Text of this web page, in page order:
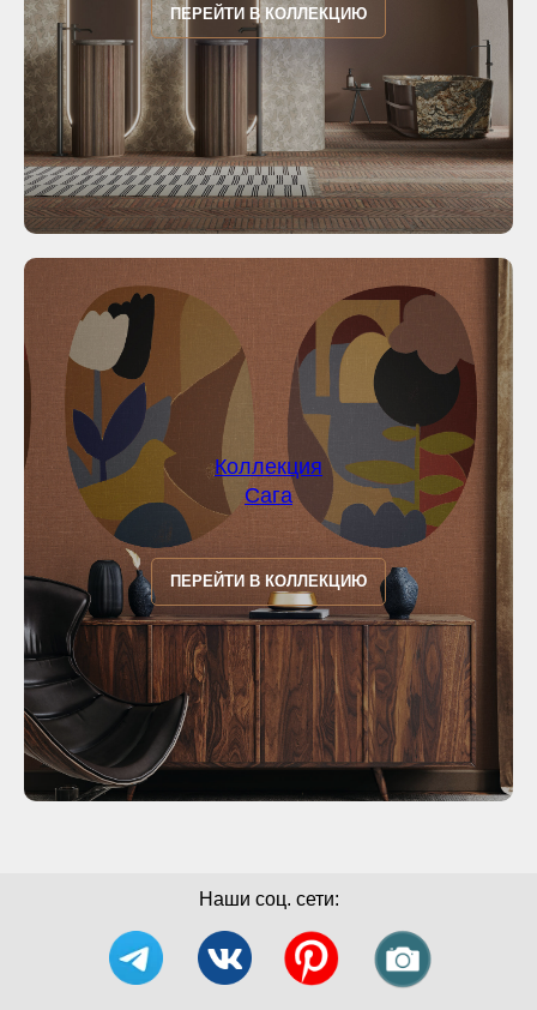
ПЕРЕЙТИ В КОЛЛЕКЦИЮ
Коллекция
Сага
ПЕРЕЙТИ В КОЛЛЕКЦИЮ
Наши соц. сети: